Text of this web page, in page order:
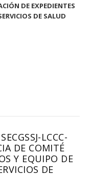
DE EXPEDIENTES
DE SALUD
LCCC-
DE COMITÉ
Y EQUIPO DE
DE